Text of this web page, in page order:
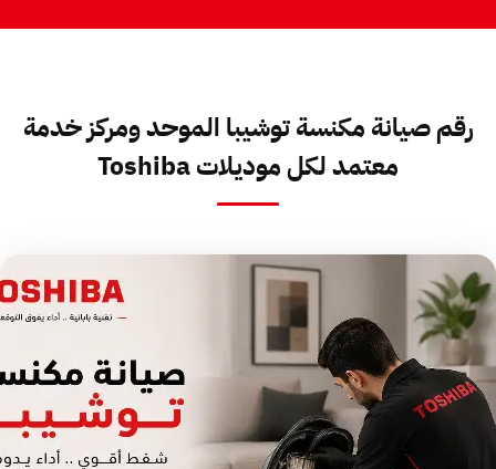
رقم صيانة مكنسة توشيبا الموحد ومركز خدمة
معتمد لكل موديلات Toshiba